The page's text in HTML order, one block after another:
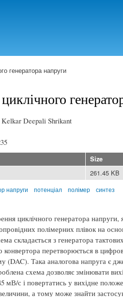
генератора напруги
Kelkar Deepali Shrikant
Size
261.45 KB
напруги потенціал полімер синтез
циклічного генератора
полімерних плівок на
складається з генератора
перетворюється в
(DAC). Така аналогова напруга є
схема дозволяє змінювати
мВ/с і повертатись у вихідне
а тому може знайти